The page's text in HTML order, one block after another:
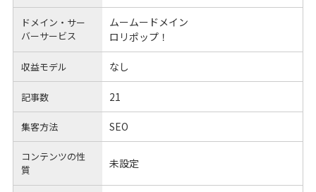
ドメイン・サー
バーサービス
ムームードメイン
ロリポップ！
収益モデル なし
記事数 21
集客方法 SEO
コンテンツの性
質
未設定